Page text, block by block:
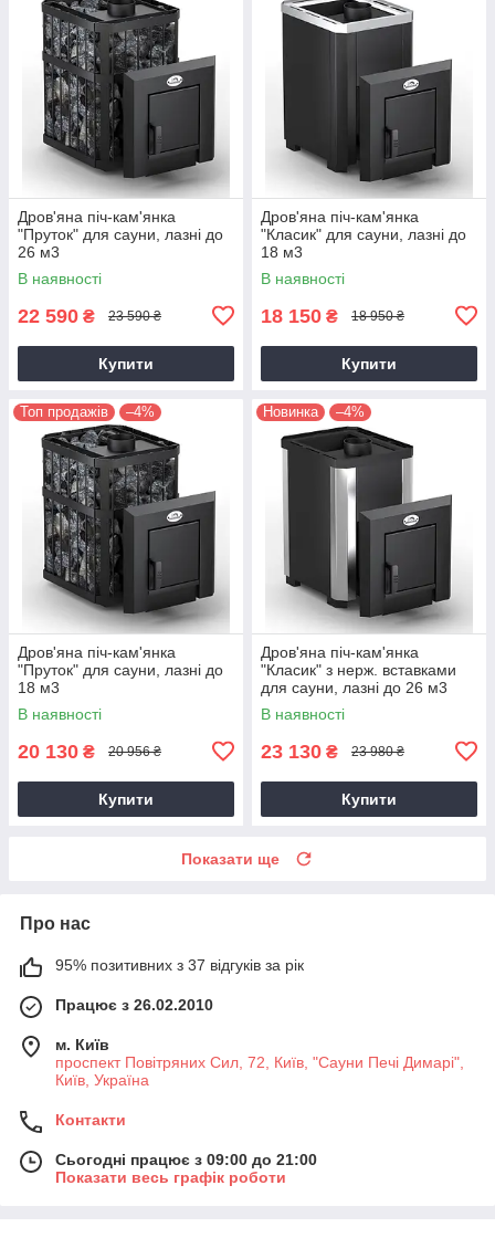
Дров'яна піч-кам'янка
"Пруток" для сауни, лазні до
26 м3
В наявності
22 590 ₴ 23 590 ₴
Купити
Дров'яна піч-кам'янка
"Класик" для сауни, лазні до
18 м3
В наявності
18 150 ₴ 18 950 ₴
Купити
Топ продажів –4%
Дров'яна піч-кам'янка
"Пруток" для сауни, лазні до
18 м3
В наявності
20 130 ₴ 20 956 ₴
Купити
Новинка –4%
Дров'яна піч-кам'янка
"Класик" з нерж. вставками
для сауни, лазні до 26 м3
В наявності
23 130 ₴ 23 980 ₴
Купити
Показати ще
Про нас
95% позитивних з 37 відгуків за рік
Працює з 26.02.2010
м. Київ
проспект Повітряних Сил, 72, Київ, "Сауни Печі Димарі",
Київ, Україна
Контакти
Сьогодні працює з 09:00 до 21:00
Показати весь графік роботи